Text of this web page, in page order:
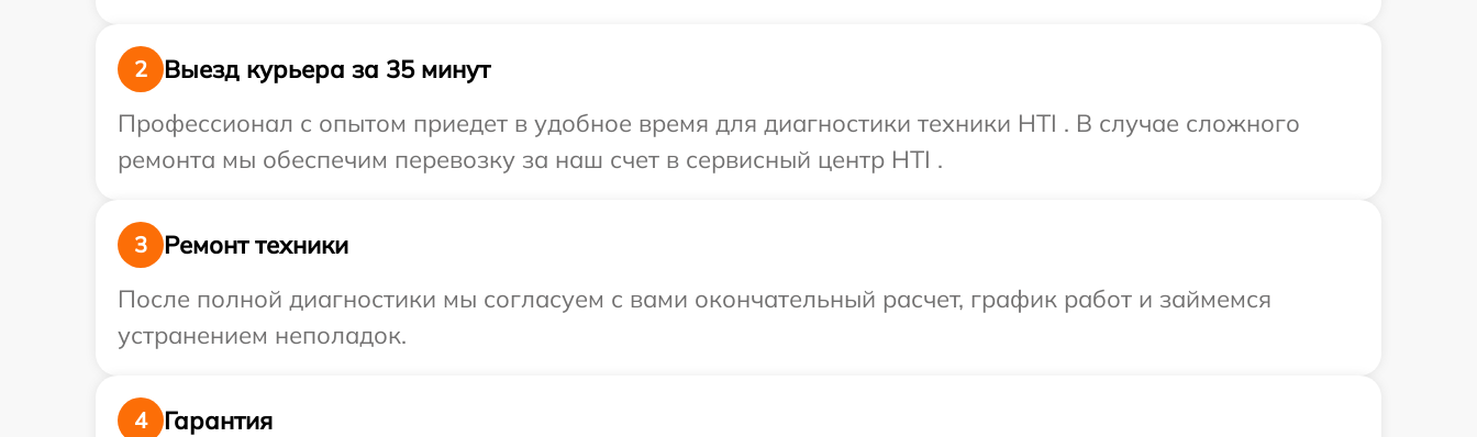
2
Выезд курьера за 35 минут
Профессионал с опытом приедет в удобное время для диагностики техники HTI . В случае сложного
ремонта мы обеспечим перевозку за наш счет в сервисный центр HTI .
3
Ремонт техники
После полной диагностики мы согласуем с вами окончательный расчет, график работ и займемся
устранением неполадок.
4
Гарантия